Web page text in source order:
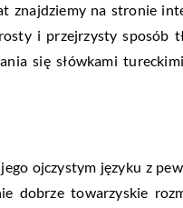
znajdziemy na stronie
i przejrzysty sposób
się słówkami
ojczystym języku z
dobrze towarzyskie